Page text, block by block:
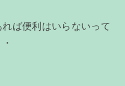
ば便利はいらないって